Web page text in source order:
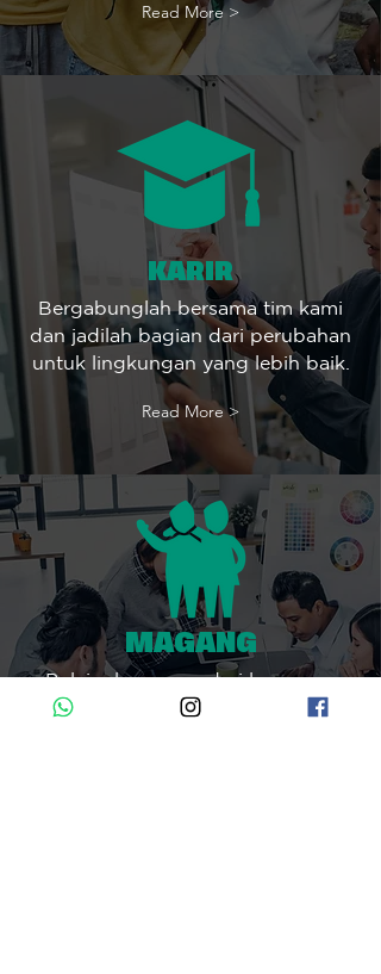
Read More >
KARIR
Bergabunglah bersama tim kami
dan jadilah bagian dari perubahan
untuk lingkungan yang lebih baik.
Read More >
MAGANG
Belajar langsung dari lapangan
sambil berkontribusi untuk alam